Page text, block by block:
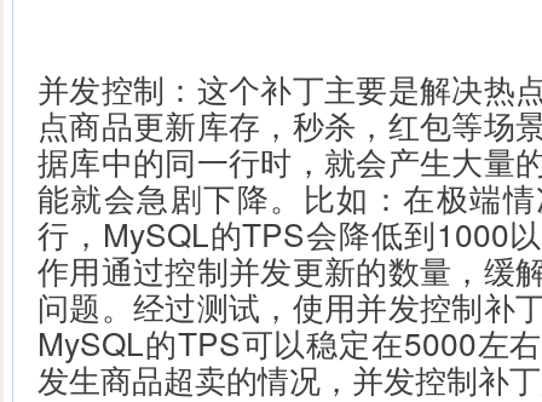
并发控制：这个补丁主要是解决热
点商品更新库存，秒杀，红包等场
据库中的同一行时，就会产生大量
能就会急剧下降。比如：在极端
行，MySQL的TPS会降低到1000
作用通过控制并发更新的数量，缓
问题。经过测试，使用并发控制补
MySQL的TPS可以稳定在5000左
发生商品超卖的情况，并发控制补